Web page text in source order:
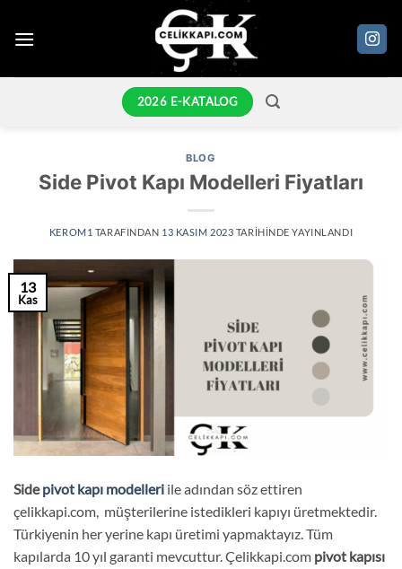
atla
2026 E-KATALOG
BLOG
Side Pivot Kapı Modelleri Fiyatları
KEROM1 TARAFINDAN 13 KASIM 2023 TARIHINDE YAYINLANDI
13
Kas
Sidepivot kapı modelleri ile adından söz ettiren
çelikkapi.com, müşterilerine istedikleri kapıyı üretmektedir.
Türkiyenin her yerine kapı üretimi yapmaktayız. Tüm
kapılarda 10 yıl garanti mevcuttur. Çelikkapi.com pivot kapısı